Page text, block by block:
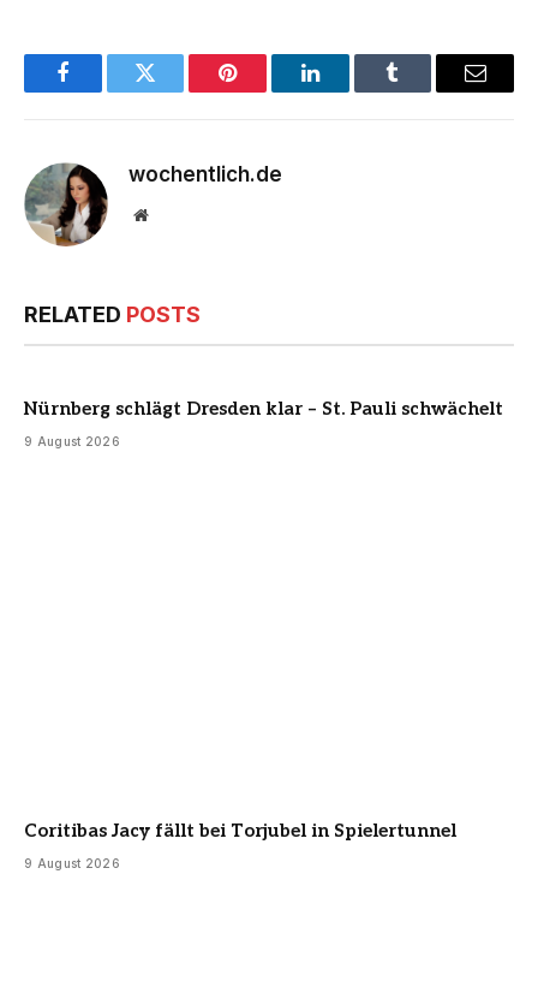
FacebookTwitter Pinterest LinkedInTumblr Email
wochentlich.de
Website
RELATED POSTS
Nürnberg schlägt Dresden klar – St. Pauli schwächelt
9 August 2026
Coritibas Jacy fällt bei Torjubel in Spielertunnel
9 August 2026